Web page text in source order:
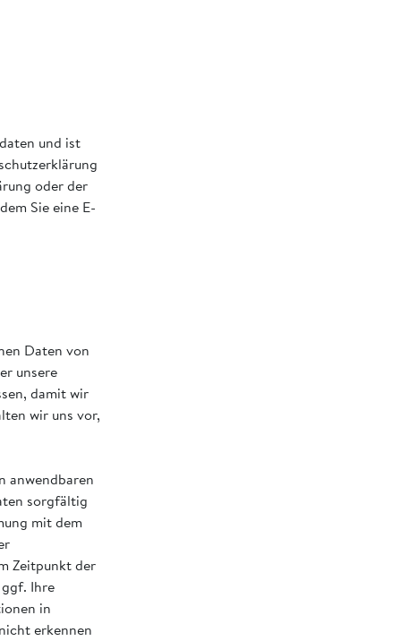
und ist
oder der
Sie eine E-
Daten von
unsere
damit wir
wir uns vor,
anwendbaren
sorgfältig
mit dem
Zeitpunkt der
Ihre
in
erkennen